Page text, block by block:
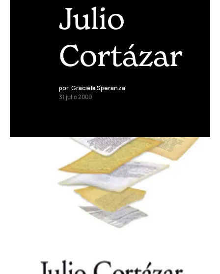
Julio
Cortázar
por Graciela Speranza
31 julio 2009